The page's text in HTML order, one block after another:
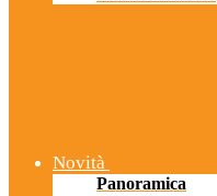
Novità
Panoramica